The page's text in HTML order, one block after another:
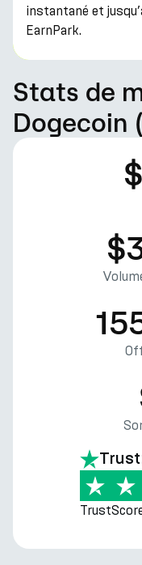
instantané et
EarnPark.
Stats de
Dogecoin